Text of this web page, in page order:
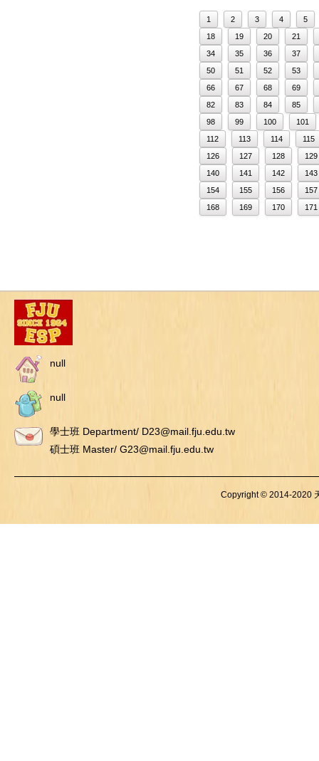
1 2 3 4
5
18
19 20
21
34
35 36
37
50
51 52
53
66
67 68
69
82
83 84
85
98
99 100
101
112
113 114
115
126
127 128
129
140
141 142
143
154
155 156
157
168
169 170 171
null
null
學士班 Department/ D23@mail.fju.edu.tw
碩士班 Master/ G23@mail.fju.edu.tw
Copyright © 2014-2020